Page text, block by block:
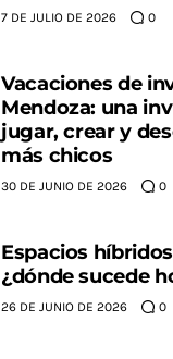
7 DE JULIO DE 2026 0
Vacaciones de
Mendoza: una
jugar, crear y
más chicos
30 DE JUNIO DE 2026 0
Espacios
¿dónde sucede
26 DE JUNIO DE 2026 0